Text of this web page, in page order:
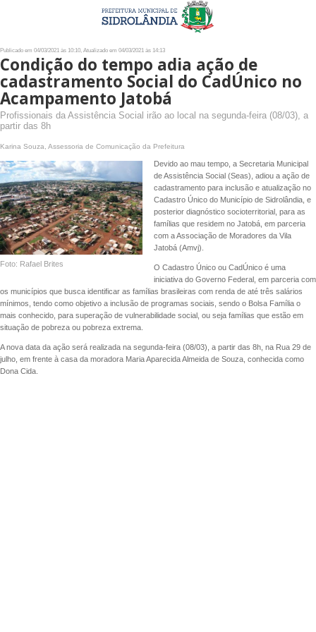
Publicado em 04/03/2021 às 10:10, Atualizado em 04/03/2021 às 14:13
Condição do tempo adia ação de
cadastramento Social do CadÚnico no
Acampamento Jatobá
Profissionais da Assistência Social irão ao local na segunda-feira (08/03), a
partir das 8h
Karina Souza, Assessoria de Comunicação da Prefeitura
Foto: Rafael Brites
Devido ao mau tempo, a Secretaria Municipal
de Assistência Social (Seas), adiou a ação de
cadastramento para inclusão e atualização no
Cadastro Único do Município de Sidrolândia, e
posterior diagnóstico socioterritorial, para as
famílias que residem no Jatobá, em parceria
com a Associação de Moradores da Vila
Jatobá (Amvj).
O Cadastro Único ou CadÚnico é uma
iniciativa do Governo Federal, em parceria com
os municípios que busca identificar as famílias brasileiras com renda de até três salários
mínimos, tendo como objetivo a inclusão de programas sociais, sendo o Bolsa Família o
mais conhecido, para superação de vulnerabilidade social, ou seja famílias que estão em
situação de pobreza ou pobreza extrema.
A nova data da ação será realizada na segunda-feira (08/03), a partir das 8h, na Rua 29 de
julho, em frente à casa da moradora Maria Aparecida Almeida de Souza, conhecida como
Dona Cida.